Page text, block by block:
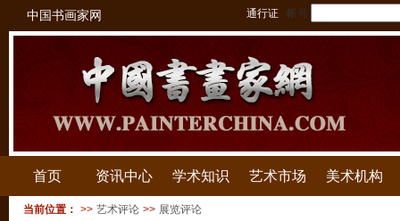
中国书画家网 通行证 帐号
首页 资讯中心 学术知识 艺术市场 美术机构
当前位置： >> 艺术评论 >> 展览评论